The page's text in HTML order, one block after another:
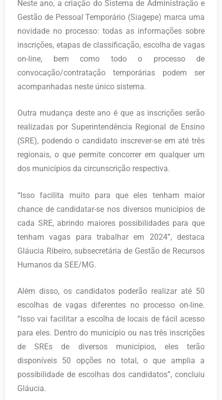
Neste ano, a criação do Sistema de Administração e
Gestão de Pessoal Temporário (Siagepe) marca uma
novidade no processo: todas as informações sobre
inscrições, etapas de classificação, escolha de vagas
on-line, bem como todo o processo de
convocação/contratação temporárias podem ser
acompanhadas neste único sistema.
Outra mudança deste ano é que as inscrições serão
realizadas por Superintendência Regional de Ensino
(SRE), podendo o candidato inscrever-se em até três
regionais, o que permite concorrer em qualquer um
dos municípios da circunscrição respectiva.
“Isso facilita muito para que eles tenham maior
chance de candidatar-se nos diversos municípios de
cada SRE, abrindo maiores possibilidades para que
tenham vagas para trabalhar em 2024”, destaca
Gláucia Ribeiro, subsecretária de Gestão de Recursos
Humanos da SEE/MG.
Além disso, os candidatos poderão realizar até 50
escolhas de vagas diferentes no processo on-line.
“Isso vai facilitar a escolha de locais de fácil acesso
para eles. Dentro do município ou nas três inscrições
de SREs de diversos municípios, eles terão
disponíveis 50 opções no total, o que amplia a
possibilidade de escolhas dos candidatos”, concluiu
Gláucia.